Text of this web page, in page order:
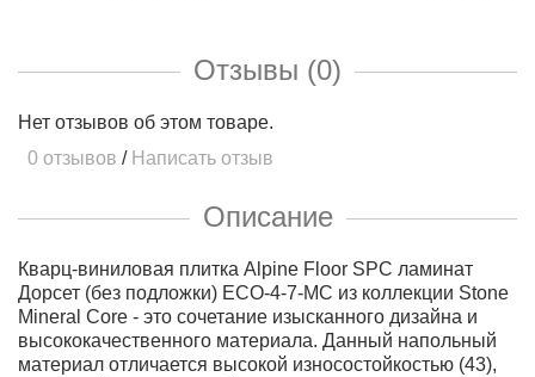
Отзывы (0)
Нет отзывов об этом товаре.
0 отзывов / Написать отзыв
Описание
Кварц-виниловая плитка Alpine Floor SPC ламинат
Дорсет (без подложки) ECO-4-7-MC из коллекции Stone
Mineral Core - это сочетание изысканного дизайна и
высококачественного материала. Данный напольный
материал отличается высокой износостойкостью (43),